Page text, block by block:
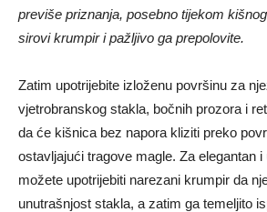
previše priznanja, posebno tijekom
sirovi krumpir i pažljivo ga prepolovite.
Zatim upotrijebite izloženu površinu za
vjetrobranskog stakla, bočnih prozora i
da će kišnica bez napora kliziti preko
ostavljajući tragove magle. Za elegantan i
možete upotrijebiti narezani krumpir da
unutrašnjost stakla, a zatim ga temeljito